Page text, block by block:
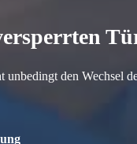
unbedingt den Wechsel